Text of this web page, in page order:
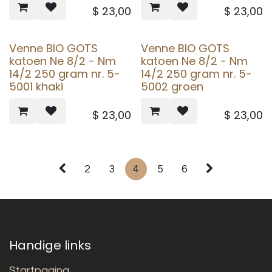
$ 23,00 $ 23,00
Venne BIO GOTS
katoen Ne 8/2 - Nm
14/2 250 gram nr. 5-
5001 khaki
$ 23,00
Venne BIO GOTS
katoen Ne 8/2 - Nm
14/2 250 gram nr. 5-
5002 groen
$ 23,00
2 3 4 5 6
Handige links